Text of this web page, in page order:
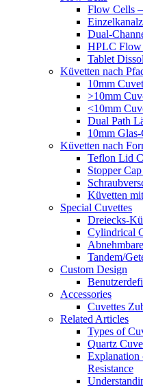
Flow Cells
Dual-
HPLC Flow
Tablet
Küvetten nach
10mm
>10mm
<10mm
Dual Path
10mm
Küvetten nach
Teflon Lid
Stopper
Küvetten
Special Cuvettes
Dreiecks-
Cylindrical
Tandem/
Custom Design
Accessories
Cuvettes
Related Articles
Types of
Quartz
Resistance